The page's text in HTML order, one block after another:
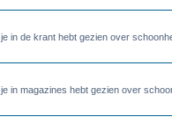
in de krant hebt gezien over
in magazines hebt gezien over